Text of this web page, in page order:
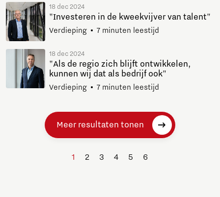
18 dec 2024
"Investeren in de kweekvijver van talent"
Verdieping 7 minuten leestijd
18 dec 2024
"Als de regio zich blijft ontwikkelen,
kunnen wij dat als bedrijf ook"
Verdieping 7 minuten leestijd
Meer resultaten tonen
1 2 3 4 5 6